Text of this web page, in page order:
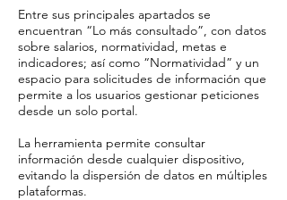
Entre sus principales apartados se
encuentran “Lo más consultado”, con datos
sobre salarios, normatividad, metas e
indicadores; así como “Normatividad” y un
espacio para solicitudes de información que
permite a los usuarios gestionar peticiones
desde un solo portal.
La herramienta permite consultar
información desde cualquier dispositivo,
evitando la dispersión de datos en múltiples
plataformas.